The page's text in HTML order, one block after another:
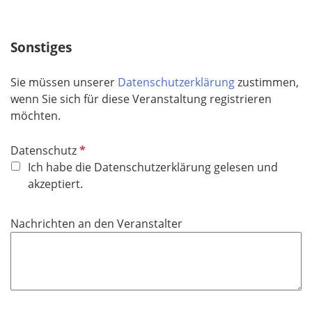
l
Sonstiges
Sie müssen unserer Datenschutzerklärungzustimmen,
wenn Sie sich für diese Veranstaltung registrieren
möchten.
DatenschutzP
f
l
h
Ich habe die Datenschutzerklärung gelesen und
akzeptiert.
Nachrichten an den Veranstalter